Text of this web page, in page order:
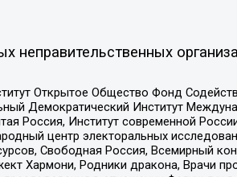
Открытое Общество Фонд
Демократический Институт
Россия, Институт современной
центр электоральных
Свободная Россия, Всемирный
Хармони, Родники дракона, Врачи